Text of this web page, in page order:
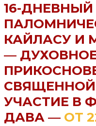
16-ДНЕВНЫЙ
КАЙЛАСУ И
—
СВЯЩЕННОЙ
УЧАСТИЕ В
ДАВА — ОТ